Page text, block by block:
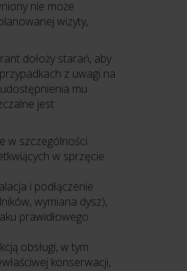
nie może
wizyty,
dołoży starań, aby
z uwagi na
mu
jest
w szczególności:
w sprzęcie
i podłączenie
wymiana dysz),
prawidłowego
obsługi, w tym
konserwacji,